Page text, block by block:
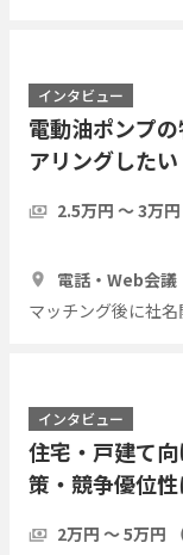
インタビュー
電動油ポンプ
アリングしたい
2.5万円 〜 3万円
電話・Web会議
マッチング後に社名
インタビュー
住宅・戸建て
策・競争優位
2万円 〜 5万円